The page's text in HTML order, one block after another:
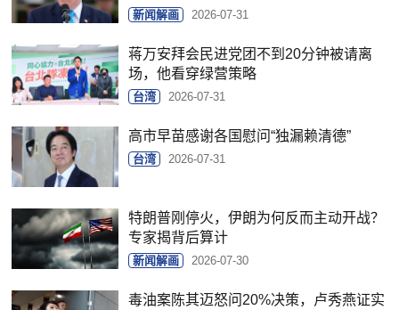
新闻解画 2026-07-31
蒋万安拜会民进党团不到20分钟被请离
场，他看穿绿营策略
台湾 2026-07-31
高市早苗感谢各国慰问“独漏赖清德”
台湾 2026-07-31
特朗普刚停火，伊朗为何反而主动开战？
专家揭背后算计
新闻解画 2026-07-30
毒油案陈其迈怒问20%决策，卢秀燕证实